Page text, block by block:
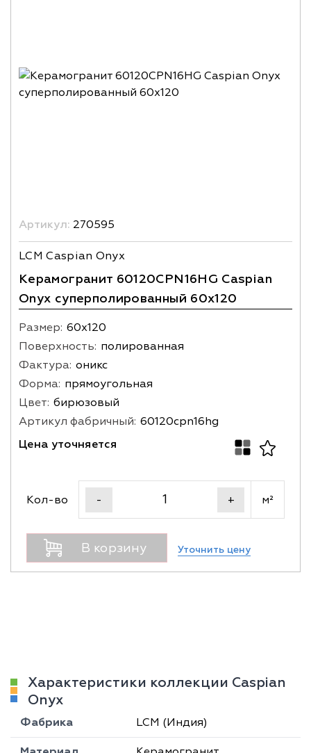
Артикул: 270595
LCM Caspian Onyx
Керамогранит 60120CPN16HG Caspian
Onyx суперполированный 60х120
Размер: 60х120
Поверхность: полированная
Фактура: оникс
Форма: прямоугольная
Цвет: бирюзовый
Артикул фабричный: 60120cpn16hg
Цена уточняется
Кол-во - + м²
В корзину Уточнить цену
Характеристики коллекции Caspian
Onyx
Фабрика LCM (Индия)